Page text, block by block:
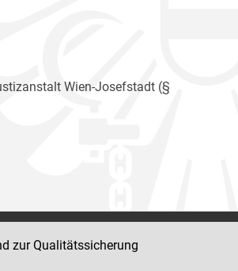
Wien-Josefstadt (§
zur Qualitätssicherung